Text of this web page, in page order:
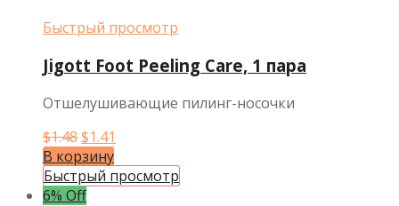
Быстрый просмотр
Jigott Foot Peeling Care, 1 пара
Отшелушивающие пилинг-носочки
$1.48Первоначальная
цена
составляла
$1.48.
$1.41
$1.41.
В корзину
Быстрый просмотр
6% Off